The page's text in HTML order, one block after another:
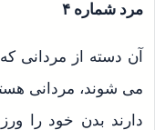
مرد شماره ۴
آن دسته از مردانی
می شوند، مردانی
دارند بدن خود را